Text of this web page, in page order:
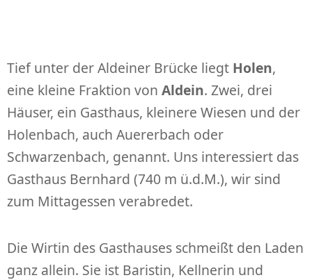
Tief unter der Aldeiner Brücke liegt Holen,
eine kleine Fraktion von Aldein. Zwei, drei
Häuser, ein Gasthaus, kleinere Wiesen und der
Holenbach, auch Auererbach oder
Schwarzenbach, genannt. Uns interessiert das
Gasthaus Bernhard (740 m ü.d.M.), wir sind
zum Mittagessen verabredet.
Die Wirtin des Gasthauses schmeißt den Laden
ganz allein. Sie ist Baristin, Kellnerin und